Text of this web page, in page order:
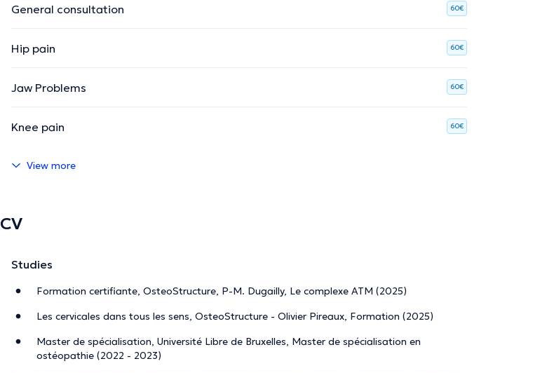
General consultation 60€
Hip pain 60€
Jaw Problems 60€
Knee pain 60€
View more
CV
Studies
Formation certifiante, OsteoStructure, P-M. Dugailly, Le complexe ATM (2025)
Les cervicales dans tous les sens, OsteoStructure - Olivier Pireaux, Formation (2025)
Master de spécialisation, Université Libre de Bruxelles, Master de spécialisation en
ostéopathie (2022 - 2023)